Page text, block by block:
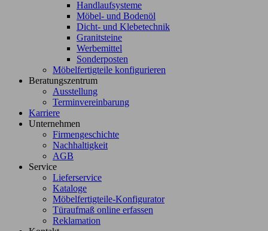
Handlaufsysteme
Möbel- und Bodenöl
Dicht- und Klebetechnik
Granitsteine
Werbemittel
Sonderposten
Möbelfertigteile konfigurieren
Beratungszentrum
Ausstellung
Terminvereinbarung
Karriere
Unternehmen
Firmengeschichte
Nachhaltigkeit
AGB
Service
Lieferservice
Kataloge
Möbelfertigteile-Konfigurator
Türaufmaß online erfassen
Reklamation